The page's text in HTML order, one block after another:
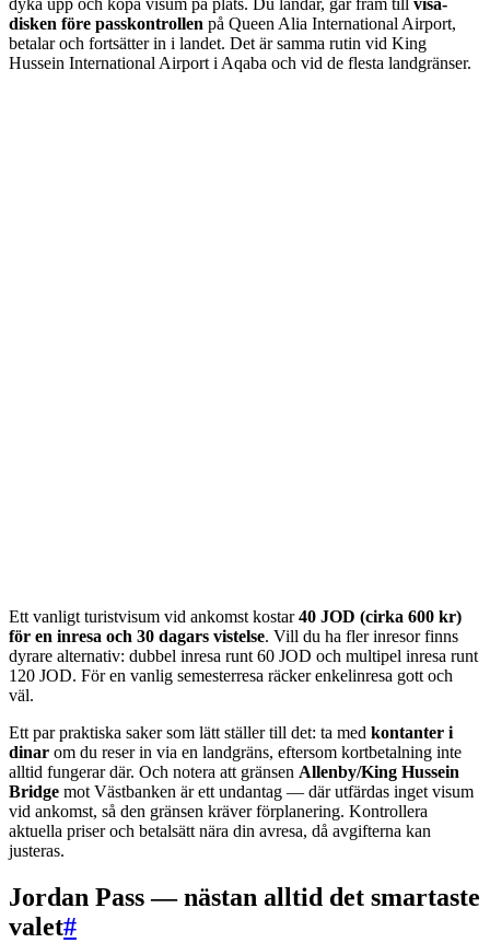
dyka upp och köpa visum på plats. Du landar, går fram till visa-
disken före passkontrollen på Queen Alia International Airport,
betalar och fortsätter in i landet. Det är samma rutin vid King
Hussein International Airport i Aqaba och vid de flesta landgränser.
Ett vanligt turistvisum vid ankomst kostar40 JOD (cirka 600 kr)
för en inresa och 30 dagars vistelse. Vill du ha fler inresor finns
dyrare alternativ: dubbel inresa runt 60 JOD och multipel inresa runt
120 JOD. För en vanlig semesterresa räcker enkelinresa gott och
väl.
Ett par praktiska saker som lätt ställer till det: ta med kontanter i
dinar om du reser in via en landgräns, eftersom kortbetalning inte
alltid fungerar där. Och notera att gränsen Allenby/King Hussein
Bridge mot Västbanken är ett undantag — där utfärdas inget visum
vid ankomst, så den gränsen kräver förplanering. Kontrollera
aktuella priser och betalsätt nära din avresa, då avgifterna kan
justeras.
Jordan Pass — nästan alltid det smartaste
valet#